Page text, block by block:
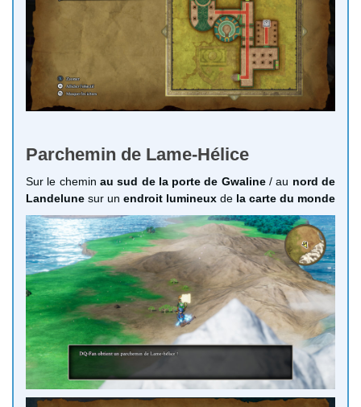
Parchemin de Lame-Hélice
Sur le chemin au sud de la porte de Gwaline/ au nord de
Landelune sur un endroit lumineux de la carte du monde